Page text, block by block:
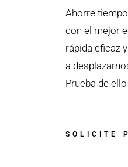
Ahorre
con el mejor
rápida eficaz
a
Prueba de
SOLICITE